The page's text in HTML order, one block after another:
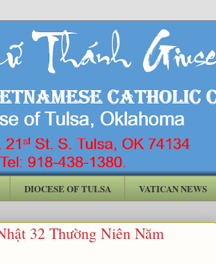
DIOCESE OF TULSA VATICAN NEWS
32 Thường Niên Năm